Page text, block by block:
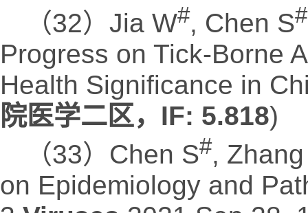
（32）Jia W#, Chen S#
Progress on Tick-Borne
Health Significance in
院医学二区，IF: 5.818)
（33）Chen S#,
on Epidemiology and